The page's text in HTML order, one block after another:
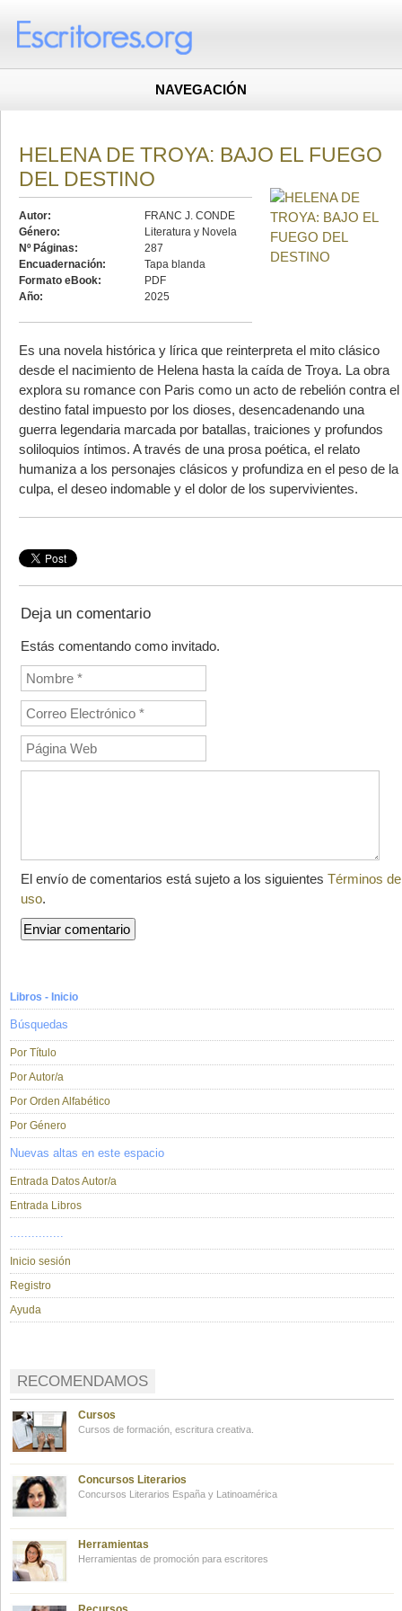
NAVEGACIÓN
HELENA DE TROYA: BAJO EL FUEGO
DEL DESTINO
Autor:
FRANC J. CONDE
Género:
Literatura y Novela
Nº Páginas:
287
Encuadernación:
Tapa blanda
Formato eBook:
PDF
Año:
2025
Es una novela histórica y lírica que reinterpreta el mito clásico
desde el nacimiento de Helena hasta la caída de Troya. La obra
explora su romance con Paris como un acto de rebelión contra el
destino fatal impuesto por los dioses, desencadenando una
guerra legendaria marcada por batallas, traiciones y profundos
soliloquios íntimos. A través de una prosa poética, el relato
humaniza a los personajes clásicos y profundiza en el peso de la
culpa, el deseo indomable y el dolor de los supervivientes.
Deja un comentario
Estás comentando como invitado.
El envío de comentarios está sujeto a los siguientes Términos de
uso.
Libros - Inicio
Búsquedas
Por Título
Por Autor/a
Por Orden Alfabético
Por Género
Nuevas altas en este espacio
Entrada Datos Autor/a
Entrada Libros
...............
Inicio sesión
Registro
Ayuda
RECOMENDAMOS
Cursos
Cursos de formación, escritura creativa.
Concursos Literarios
Concursos Literarios España y Latinoamérica
Herramientas
Herramientas de promoción para escritores